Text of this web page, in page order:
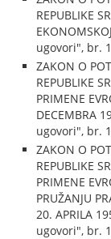
REPUBLIKE
ugovori", br.
ZAKON O
REPUBLIKE
PRIMENE
DECEMBRA
ugovori", br.
ZAKON O
REPUBLIKE
PRIMENE
PRUŽANJU
20. APRILA
ugovori", br.